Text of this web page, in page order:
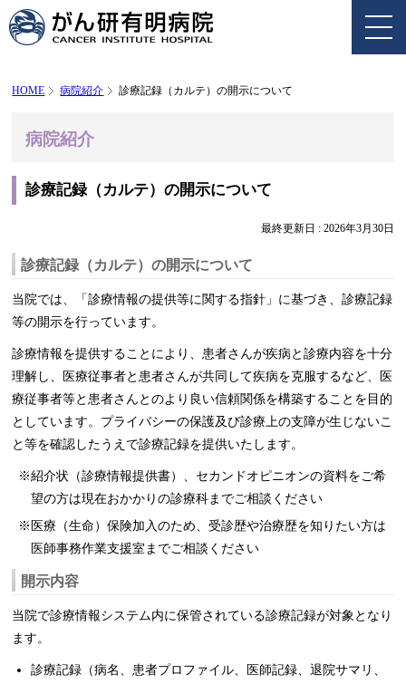
HOME 病院紹介 診療記録（カルテ）の開示について
病院紹介
診療記録（カルテ）の開示について
最終更新日 : 2026年3月30日
診療記録（カルテ）の開示について
当院では、「診療情報の提供等に関する指針」に基づき、診療記録
等の開示を行っています。
診療情報を提供することにより、患者さんが疾病と診療内容を十分
理解し、医療従事者と患者さんが共同して疾病を克服するなど、医
療従事者等と患者さんとのより良い信頼関係を構築することを目的
としています。プライバシーの保護及び診療上の支障が生じないこ
と等を確認したうえで診療記録を提供いたします。
紹介状（診療情報提供書）、セカンドオピニオンの資料をご希
望の方は現在おかかりの診療科までご相談ください
医療（生命）保険加入のため、受診歴や治療歴を知りたい方は
医師事務作業支援室までご相談ください
開示内容
当院で診療情報システム内に保管されている診療記録が対象となり
ます。
診療記録（病名、患者プロファイル、医師記録、退院サマリ、